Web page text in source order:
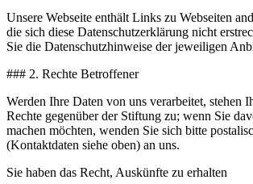
Unsere Webseite enthält Links zu Webseiten
die sich diese Datenschutzerklärung nicht
Sie die Datenschutzhinweise der jeweiligen
### 2. Rechte Betroffener
Werden Ihre Daten von uns verarbeitet, stehen
Rechte gegenüber der Stiftung zu; wenn Sie
machen möchten, wenden Sie sich bitte
(Kontaktdaten siehe oben) an uns.
Sie haben das Recht, Auskünfte zu erhalten